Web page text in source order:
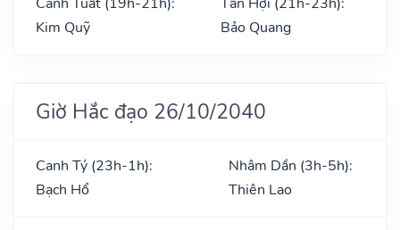
Kim Quỹ
Bảo Quang
Giờ Hắc đạo 26/10/2040
Canh Tý (23h-1h):
Bạch Hổ
Nhâm Dần (3h-5h):
Thiên Lao